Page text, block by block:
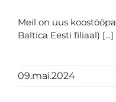
Meil on uus
Baltica Eesti filiaal) [...]
09.mai.2024